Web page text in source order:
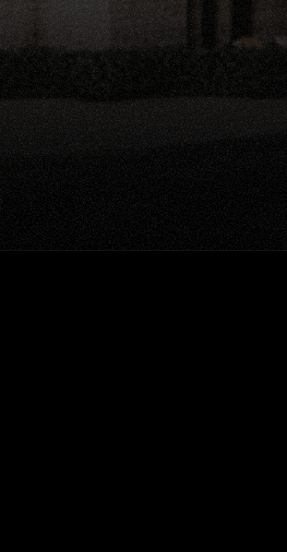
IMMOBILIEN
Projekte ansehen